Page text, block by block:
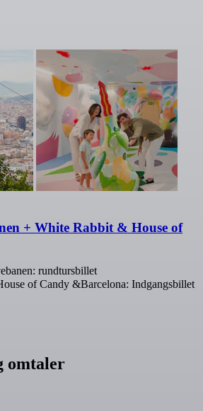
+ White Rabbit & House of
rundtursbillet
of Candy &Barcelona: Indgangsbillet
omtaler